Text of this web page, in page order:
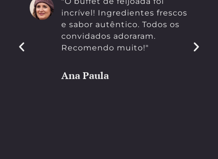
incrível! Ingredientes frescos
e sabor autêntico. Todos os
convidados adoraram.
Recomendo muito!"
Ana Paula